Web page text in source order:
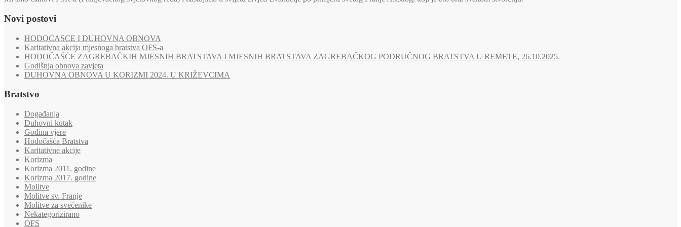
Novi postovi
HODOCASCE I DUHOVNA OBNOVA
Karitativna akcija mjesnoga bratstva OFS-a
HODOČAŠĆE ZAGREBAČKIH MJESNIH BRATSTAVA I MJESNIH BRATSTAVA ZAGREBAČKOG PODRUČNOG BRATSTVA U REMETE, 26.10.2025.
Godišnja obnova zavjeta
DUHOVNA OBNOVA U KORIZMI 2024. U KRIŽEVCIMA
Bratstvo
Događanja
Duhovni kutak
Godina vjere
Hodočašća Bratstva
Karitativne akcije
Korizma
Korizma 2011. godine
Korizma 2017. godine
Molitve
Molitve sv. Franje
Molitve za svećenike
Nekategorizirano
OFS